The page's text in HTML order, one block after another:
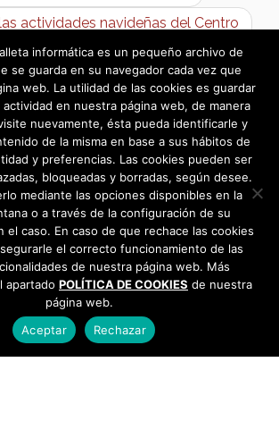
actividades navideñas del Centro
de Día →
informática es un pequeño archivo de
se guarda en su navegador cada vez que
web. La utilidad de las cookies es guardar
en nuestra página web, de manera
nuevamente, ésta pueda identificarle y
de la misma en base a sus hábitos de
y preferencias. Las cookies pueden ser
bloqueadas y borradas, según desee.
mediante las opciones disponibles en la
o a través de la configuración de su
el caso. En caso de que rechace las cookies
el correcto funcionamiento de las
de nuestra página web. Más
apartado POLÍTICA DE COOKIES de nuestra
página web.
Aceptar
Rechazar